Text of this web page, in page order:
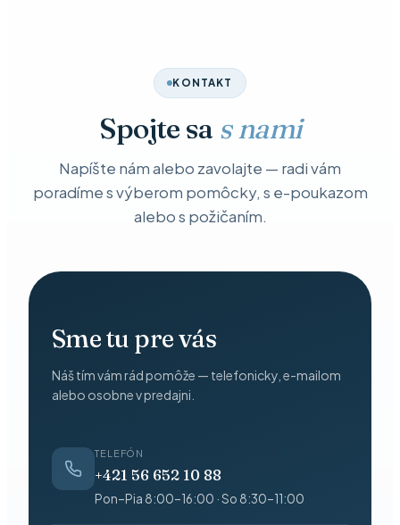
KONTAKT
Spojte sa s nami
Napíšte nám alebo zavolajte — radi vám
poradíme s výberom pomôcky, s e-poukazom
alebo s požičaním.
Sme tu pre vás
Náš tím vám rád pomôže — telefonicky, e-mailom
alebo osobne v predajni.
TELEFÓN
+421 56 652 10 88
Pon–Pia 8:00–16:00 · So 8:30–11:00